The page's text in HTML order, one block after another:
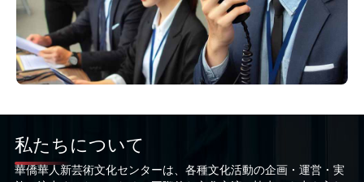
私たちについて
華僑華人新芸術文化センターは、各種文化活動の企画・運営・実